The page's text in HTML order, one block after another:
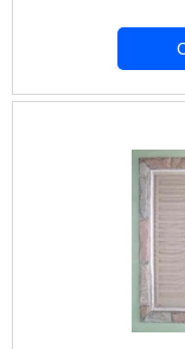
desde 1997, a
para que a